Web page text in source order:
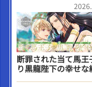
断罪された当て馬
り黒龍陛下の幸せな